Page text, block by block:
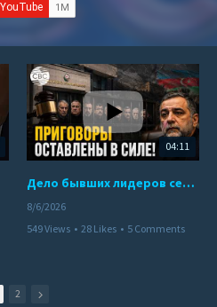
04:11
Дело бывших лидеров сепаратистского режима в Карабахе
8/6/2026
549 Views • 28 Likes • 5 Comments
2